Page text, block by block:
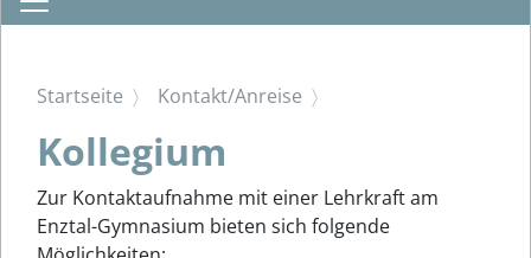
Startseite Kontakt/Anreise
Kollegium
Zur Kontaktaufnahme mit einer Lehrkraft am
Enztal-Gymnasium bieten sich folgende